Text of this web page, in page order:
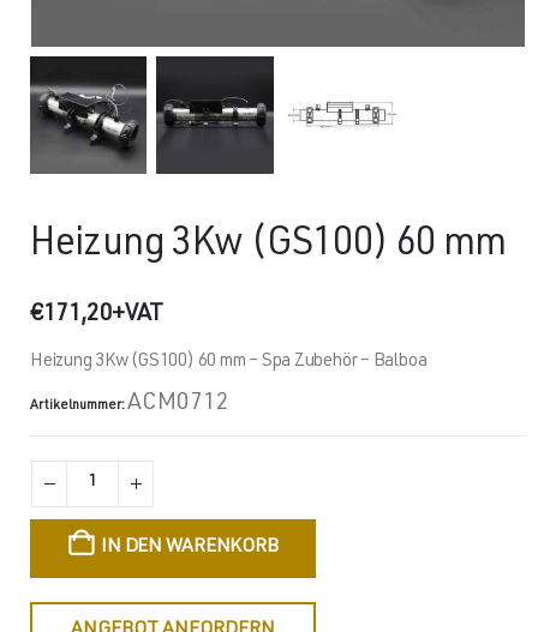
Heizung 3Kw (GS100) 60 mm
€171,20+VAT
Heizung 3Kw (GS100) 60 mm – Spa Zubehör – Balboa
Artikelnummer:ACM0712
IN DEN WARENKORB